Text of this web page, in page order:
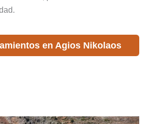
en Agios Nikolaos